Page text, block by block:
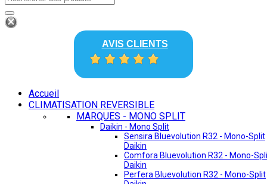
AVIS CLIENTS
Accueil
CLIMATISATION REVERSIBLE
MARQUES - MONO SPLIT
Daikin - Mono Split
Sensira Bluevolution R32 - Mono-Split
Daikin
Comfora Bluevolution R32 - Mono-
Daikin
Perfera Bluevolution R32 - Mono-Split